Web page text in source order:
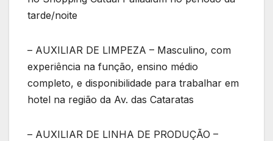
tarde/noite
– AUXILIAR DE LIMPEZA – Masculino, com
experiência na função, ensino médio
completo, e disponibilidade para trabalhar em
hotel na região da Av. das Cataratas
– AUXILIAR DE LINHA DE PRODUÇÃO –